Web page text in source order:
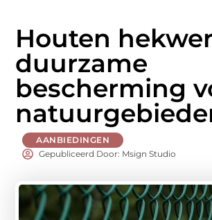
Houten
duurzame
bescherming
AANBIEDINGEN
Gepubliceerd Door: Msign Studio